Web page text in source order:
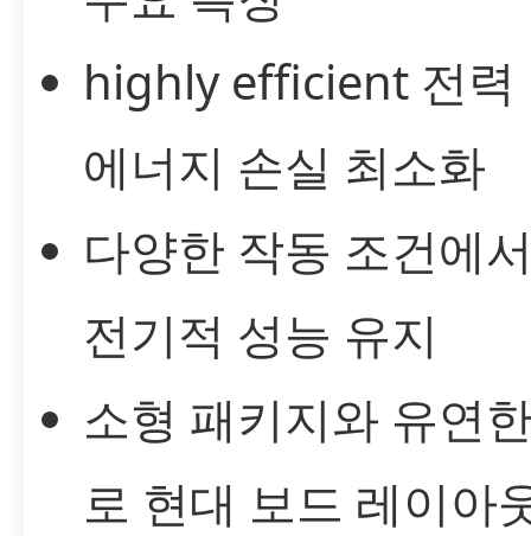
highly efficient 전력
에너지 손실 최소화
다양한 작동 조건에
전기적 성능 유지
소형 패키지와 유연
로 현대 보드 레이아